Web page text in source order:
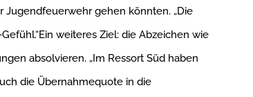
Jugendfeuerwehr gehen könnten. „Die
weiteres Ziel: die Abzeichen wie
absolvieren. „Im Ressort Süd haben
die Übernahmequote in die